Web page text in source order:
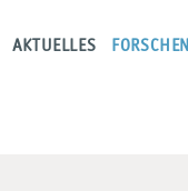
AKTUELLES FORSCHEN